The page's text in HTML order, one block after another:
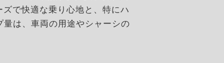
で快適な乗り心地と、特にハ
は、車両の用途やシャーシの